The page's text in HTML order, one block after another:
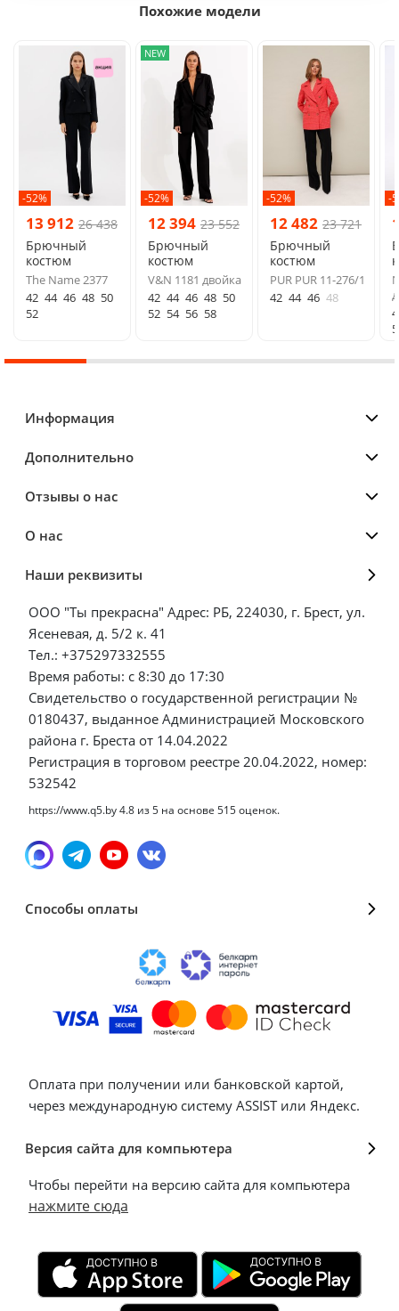
Похожие модели
-52%
13 912 26 438
Брючный
костюм
The Name 2377
42 44 46 48 50
52
NEW
-52%
12 394 23 552
Брючный
костюм
V&N 1181 двойка
42 44 46 48 50
52 54 56 58
-52%
12 482 23 721
Брючный
костюм
PUR PUR 11-276/1
42 44 46 48
-
Информация
Дополнительно
Отзывы о нас
О нас
Наши реквизиты
ООО "Ты прекрасна" Адрес: РБ, 224030, г. Брест, ул.
Ясеневая, д. 5/2 к. 41
Тел.: +375297332555
Время работы: с 8:30 до 17:30
Свидетельство о государственной регистрации №
0180437, выданное Администрацией Московского
района г. Бреста от 14.04.2022
Регистрация в торговом реестре 20.04.2022, номер:
532542
https://www.q5.by4.8 из5 на основе 515оценок.
Способы оплаты
Оплата при получении или банковской картой,
через международную систему ASSIST или Яндекс.
Версия сайта для компьютера
Чтобы перейти на версию сайта для компьютера
нажмите сюда